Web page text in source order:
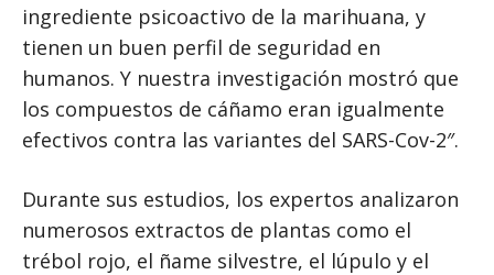
ingrediente psicoactivo de la marihuana, y
tienen un buen perfil de seguridad en
humanos. Y nuestra investigación mostró que
los compuestos de cáñamo eran igualmente
efectivos contra las variantes del SARS-Cov-2″.
Durante sus estudios, los expertos analizaron
numerosos extractos de plantas como el
trébol rojo, el ñame silvestre, el lúpulo y el